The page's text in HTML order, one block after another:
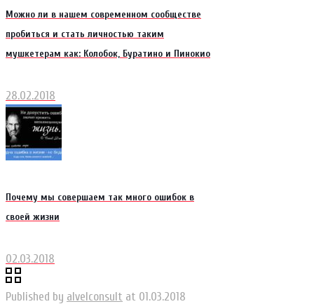
Можно ли в нашем современном сообществе
пробиться и стать личностью таким
мушкетерам как: Колобок, Буратино и Пинокио
28.02.2018
Почему мы совершаем так много ошибок в
своей жизни
02.03.2018
Published by alvelconsult at 01.03.2018